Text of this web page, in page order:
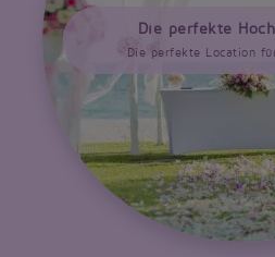
Die perfekte
Die perfekte Location